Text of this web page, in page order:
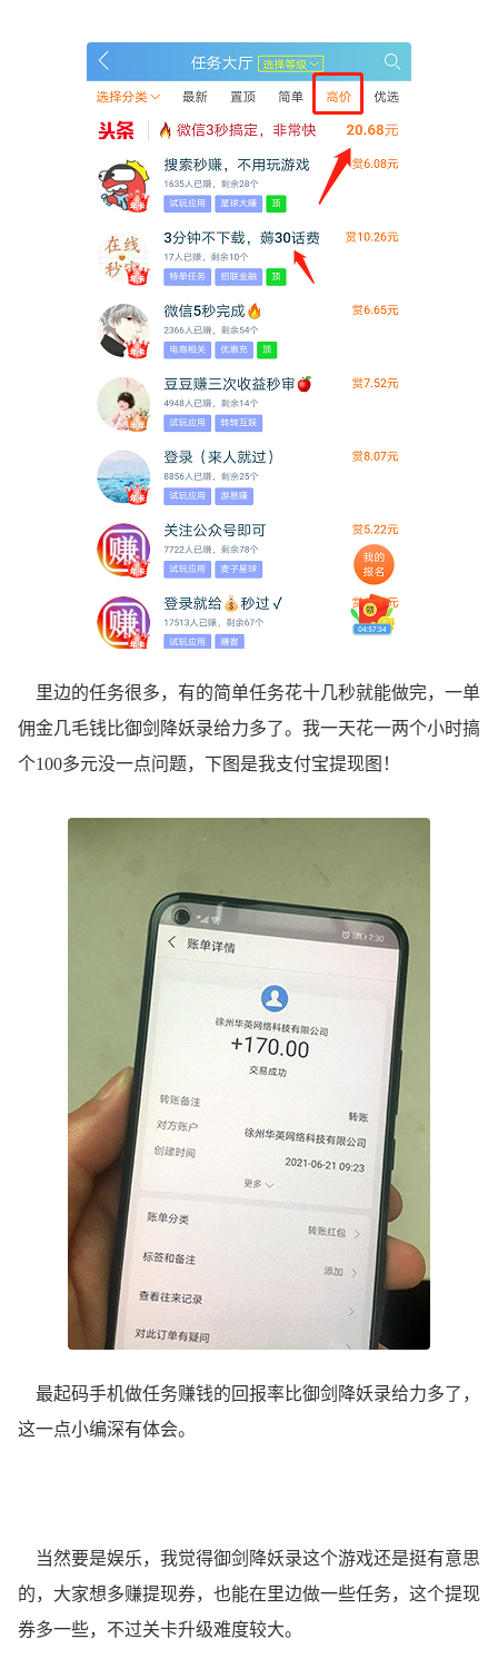
里边的任务很多，有的简单任务花十几秒就能做完，一单
佣金几毛钱比御剑降妖录给力多了。我一天花一两个小时搞
个100多元没一点问题，下图是我支付宝提现图！
最起码手机做任务赚钱的回报率比御剑降妖录给力多了，
这一点小编深有体会。
当然要是娱乐，我觉得御剑降妖录这个游戏还是挺有意思
的，大家想多赚提现券，也能在里边做一些任务，这个提现
券多一些，不过关卡升级难度较大。